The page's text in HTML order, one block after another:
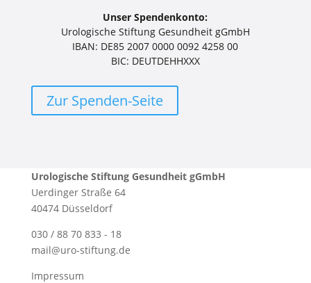
Unser Spendenkonto:
Urologische Stiftung Gesundheit gGmbH
IBAN: DE85 2007 0000 0092 4258 00
BIC: DEUTDEHHXXX
Zur Spenden-Seite
Urologische Stiftung Gesundheit gGmbH
Uerdinger Straße 64
40474 Düsseldorf
030 / 88 70 833 - 18
mail@uro-stiftung.de
Impressum